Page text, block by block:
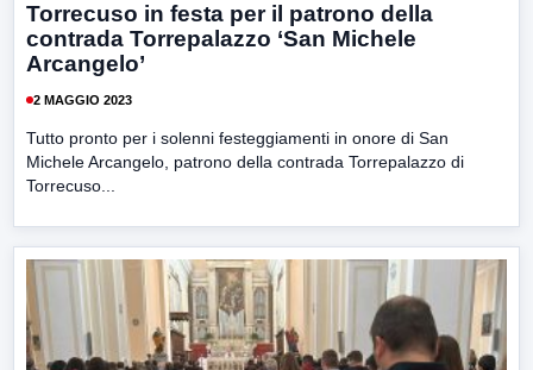
Torrecuso in festa per il patrono della
contrada Torrepalazzo ‘San Michele
Arcangelo’
2 MAGGIO 2023
Tutto pronto per i solenni festeggiamenti in onore di San
Michele Arcangelo, patrono della contrada Torrepalazzo di
Torrecuso...